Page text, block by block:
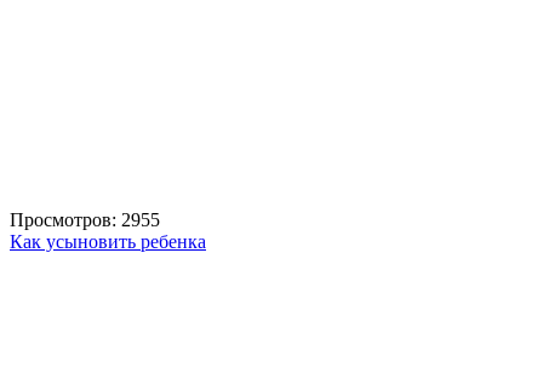
Просмотров: 2955
Как усыновить ребенка